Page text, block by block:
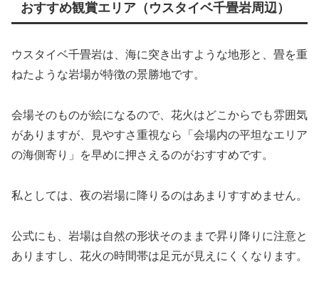
おすすめ観賞エリア（ウスタイベ千畳岩周辺）
ウスタイベ千畳岩は、海に突き出すような地形と、畳を重
ねたような岩場が特徴の景勝地です。
会場そのものが絵になるので、花火はどこからでも雰囲気
がありますが、見やすさ重視なら「会場内の平坦なエリア
の海側寄り」を早めに押さえるのがおすすめです。
私としては、夜の岩場に降りるのはあまりすすめません。
公式にも、岩場は自然の形状そのままで昇り降りに注意と
ありますし、花火の時間帯は足元が見えにくくなります。